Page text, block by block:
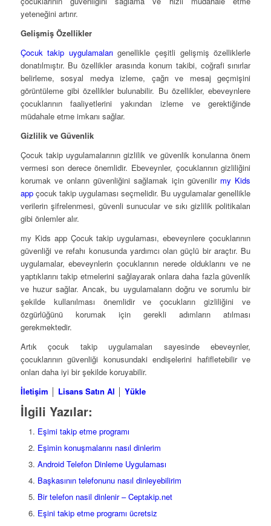
yeteneğini artırır.
Gelişmiş Özellikler
Çocuk takip uygulamaları genellikle çeşitli gelişmiş özelliklerle
donatılmıştır. Bu özellikler arasında konum takibi, coğrafi sınırlar
belirleme, sosyal medya izleme, çağrı ve mesaj geçmişini
görüntüleme gibi özellikler bulunabilir. Bu özellikler, ebeveynlere
çocuklarının faaliyetlerini yakından izleme ve gerektiğinde
müdahale etme imkanı sağlar.
Gizlilik ve Güvenlik
Çocuk takip uygulamalarının gizlilik ve güvenlik konularına önem
vermesi son derece önemlidir. Ebeveynler, çocuklarının gizliliğini
korumak ve onların güvenliğini sağlamak için güvenilir my Kids
appçocuk takip uygulaması seçmelidir. Bu uygulamalar genellikle
verilerin şifrelenmesi, güvenli sunucular ve sıkı gizlilik politikaları
gibi önlemler alır.
my Kids app Çocuk takip uygulaması, ebeveynlere çocuklarının
güvenliği ve refahı konusunda yardımcı olan güçlü bir araçtır. Bu
uygulamalar, ebeveynlerin çocuklarının nerede olduklarını ve ne
yaptıklarını takip etmelerini sağlayarak onlara daha fazla güvenlik
ve huzur sağlar. Ancak, bu uygulamaların doğru ve sorumlu bir
şekilde kullanılması önemlidir ve çocukların gizliliğini ve
özgürlüğünü korumak için gerekli adımların atılması
gerekmektedir.
Artık çocuk takip uygulamaları sayesinde ebeveynler,
çocuklarının güvenliği konusundaki endişelerini hafifletebilir ve
onları daha iyi bir şekilde koruyabilir.
İletişim
Lisans Satın Al Yükle
İlgili Yazılar:
Eşimi takip etme programı
Eşimin konuşmalarını nasıl dinlerim
Android Telefon Dinleme Uygulaması
Başkasının telefonunu nasıl dinleyebilirim
Bir telefon nasil dinlenir – Ceptakip.net
Eşini takip etme programı ücretsiz